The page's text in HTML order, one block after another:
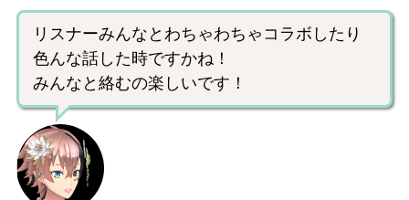
リスナーみんなとわちゃわちゃコラボしたり
色んな話した時ですかね！
みんなと絡むの楽しいです！